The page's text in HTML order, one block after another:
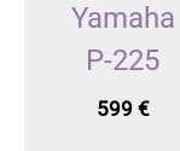
Yamaha
P-225
599 €